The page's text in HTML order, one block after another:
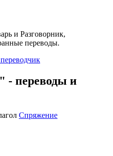
и Разговорник,
переводы.
- переводы и
Спряжение